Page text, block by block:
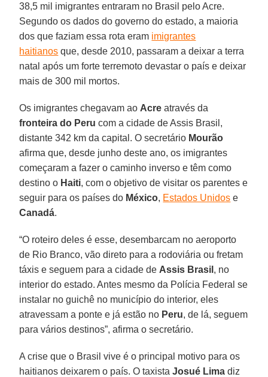
38,5 mil imigrantes entraram no Brasil pelo Acre.
Segundo os dados do governo do estado, a maioria
dos que faziam essa rota eram imigrantes
haitianos que, desde 2010, passaram a deixar a terra
natal após um forte terremoto devastar o país e deixar
mais de 300 mil mortos.
Os imigrantes chegavam ao Acre através da
fronteira do Peru com a cidade de Assis Brasil,
distante 342 km da capital. O secretário Mourão
afirma que, desde junho deste ano, os imigrantes
começaram a fazer o caminho inverso e têm como
destino o Haiti, com o objetivo de visitar os parentes e
seguir para os países do México, Estados Unidos e
Canadá.
“O roteiro deles é esse, desembarcam no aeroporto
de Rio Branco, vão direto para a rodoviária ou fretam
táxis e seguem para a cidade de Assis Brasil , no
interior do estado. Antes mesmo da Polícia Federal se
instalar no guichê no município do interior, eles
atravessam a ponte e já estão no Peru, de lá, seguem
para vários destinos”, afirma o secretário.
A crise que o Brasil vive é o principal motivo para os
haitianos deixarem o país. O taxistaJosué Lima diz